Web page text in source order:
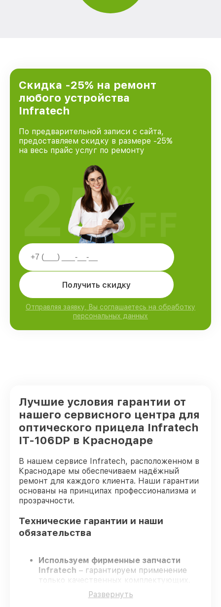
Скидка -25% на ремонт
любого устройства
Infratech
По предварительной записи с сайта,
предоставляем скидку в размере -25%
на весь прайс услуг по ремонту
Получить скидку
Отправляя заявку, Вы соглашаетесь на обработку
персональных данных
25%
OFF
Лучшие условия гарантии от
нашего сервисного центра для
оптического прицела Infratech
IT-106DP в Краснодаре
В нашем сервисе Infratech, расположенном в
Краснодаре мы обеспечиваем надёжный
ремонт для каждого клиента. Наши гарантии
основаны на принципах профессионализма и
прозрачности.
Технические гарантии и наши
обязательства
Используем фирменные запчасти
Infratech – гарантируем применение
только качественных комплектующих.
Квалифицированные инженеры
проходят жёсткий контроль знаний и
Развернуть